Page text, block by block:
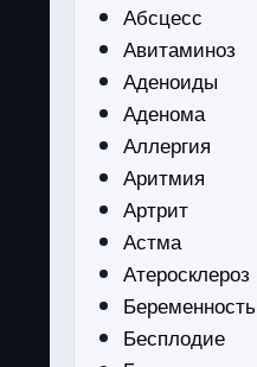
Абсцесс
Авитаминоз
Аденоиды
Аденома
Аллергия
Аритмия
Артрит
Астма
Атеросклероз
Беременность
Бесплодие